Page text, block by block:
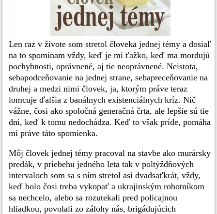
Len raz v živote som stretol človeka jednej témy a dosiaľ
na to spomínam vždy, keď je mi ťažko, keď ma mordujú
pochybnosti, oprávnené, aj tie neoprávnené. Neistota,
sebapodceňovanie na jednej strane, sebapreceňovanie na
druhej a medzi nimi človek, ja, ktorým práve teraz
lomcuje ďalšia z banálnych existenciálnych kríz. Nič
vážne, čosi ako spoločná generačná črta, ale lepšie sú tie
dni, keď k tomu nedochádza. Keď to však príde, pomáha
mi práve táto spomienka.
Môj človek jednej témy pracoval na stavbe ako murársky
predák, v priebehu jedného leta tak v poltýždňových
intervaloch som sa s ním stretol asi dvadsaťkrát, vždy,
keď bolo čosi treba vykopať a ukrajinským robotníkom
sa nechcelo, alebo sa rozutekali pred policajnou
hliadkou, povolali zo zálohy nás, brigádujúcich